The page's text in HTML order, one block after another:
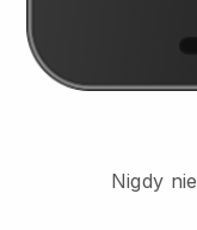
Nigdy